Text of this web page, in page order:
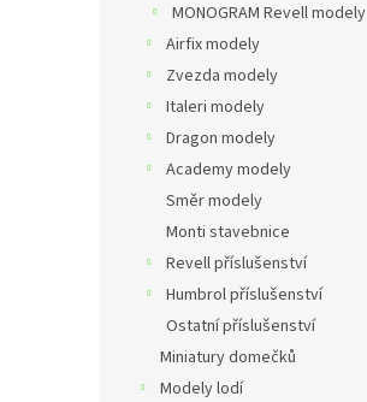
MONOGRAM Revell modely
Airfix modely
Zvezda modely
Italeri modely
Dragon modely
Academy modely
Směr modely
Monti stavebnice
Revell příslušenství
Humbrol příslušenství
Ostatní příslušenství
Miniatury domečků
Modely lodí